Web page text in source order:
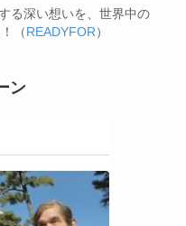
る深い想いを、世界中の
（READYFOR）
ン